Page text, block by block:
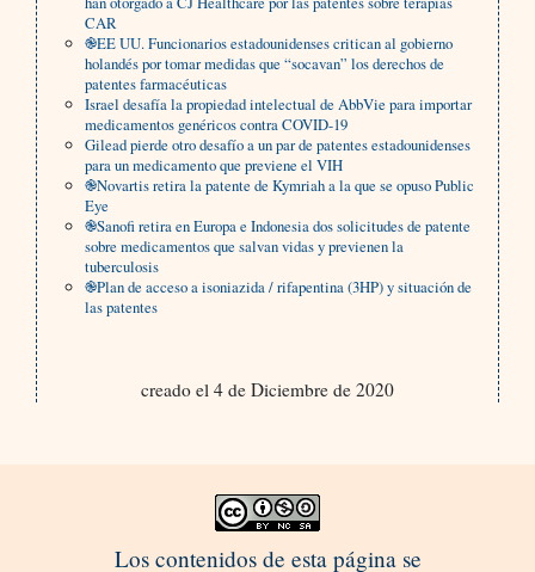
CAR
֎EE UU. Funcionarios estadounidenses critican al gobierno
holandés por tomar medidas que “socavan” los derechos de
patentes farmacéuticas
Israel desafía la propiedad intelectual de AbbVie para importar
medicamentos genéricos contra COVID-19
Gilead pierde otro desafío a un par de patentes estadounidenses
para un medicamento que previene el VIH
֎Novartis retira la patente de Kymriah a la que se opuso Public
Eye
֎Sanofi retira en Europa e Indonesia dos solicitudes de patente
sobre medicamentos que salvan vidas y previenen la
tuberculosis
֎Plan de acceso a isoniazida / rifapentina (3HP) y situación de
las patentes
creado el 4 de Diciembre de 2020
Los contenidos de esta página se